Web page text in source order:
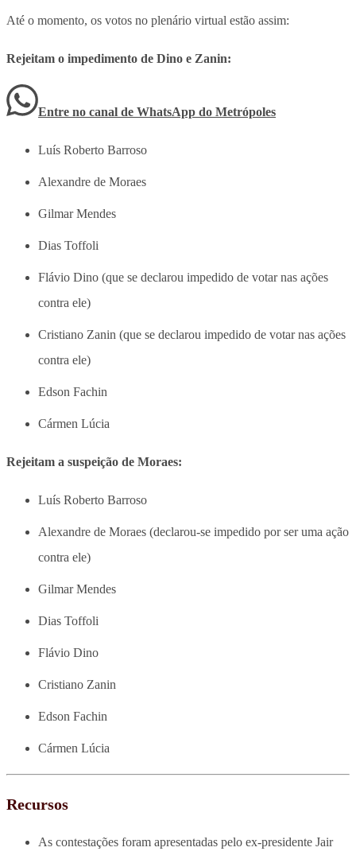
Até o momento, os votos no plenário virtual estão assim:
Rejeitam o impedimento de Dino e Zanin:
Entre no canal de WhatsApp do Metrópoles
Luís Roberto Barroso
Alexandre de Moraes
Gilmar Mendes
Dias Toffoli
Flávio Dino (que se declarou impedido de votar nas ações
contra ele)
Cristiano Zanin (que se declarou impedido de votar nas ações
contra ele)
Edson Fachin
Cármen Lúcia
Rejeitam a suspeição de Moraes:
Luís Roberto Barroso
Alexandre de Moraes (declarou-se impedido por ser uma ação
contra ele)
Gilmar Mendes
Dias Toffoli
Flávio Dino
Cristiano Zanin
Edson Fachin
Cármen Lúcia
Recursos
As contestações foram apresentadas pelo ex-presidente Jair